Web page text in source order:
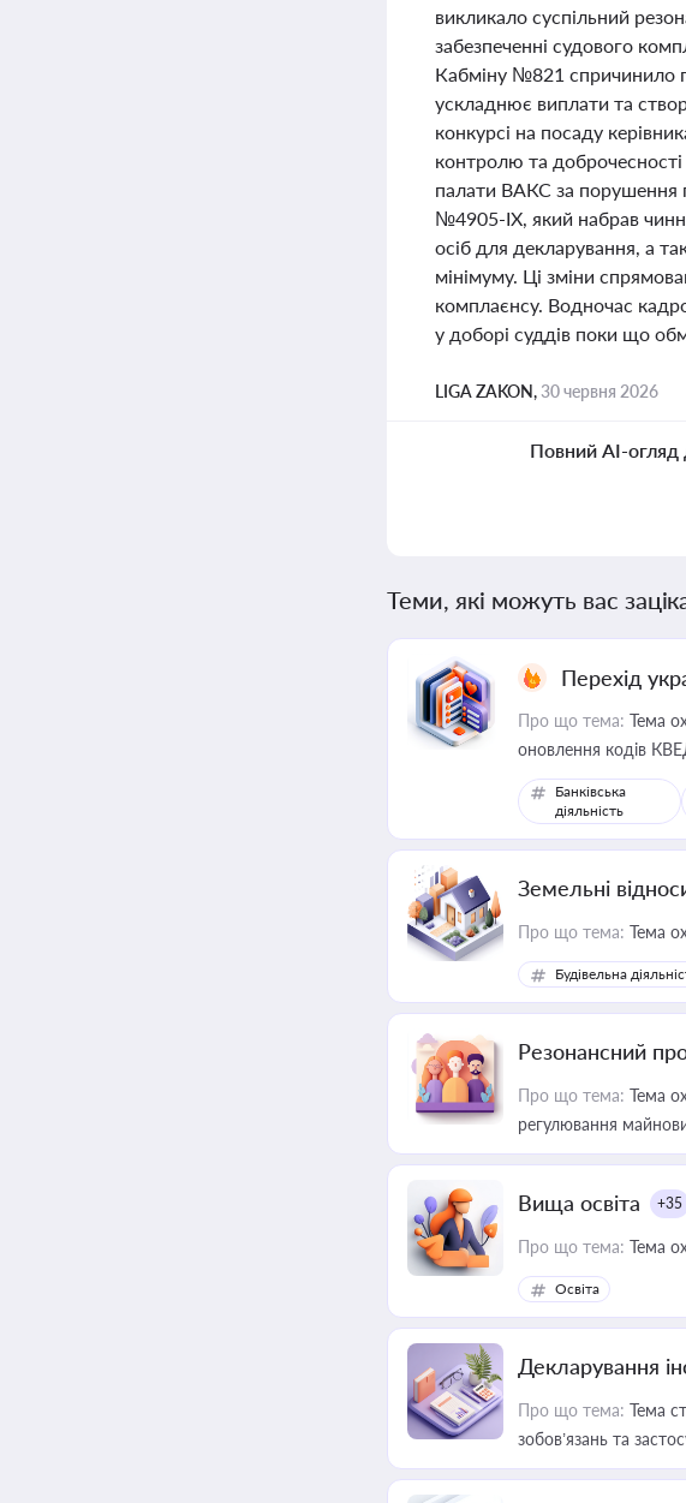
викликало суспільний
забезпеченні судового
Кабміну №821 спричинило
ускладнює виплати та
конкурсі на посаду
контролю та
палати ВАКС за порушення
№4905-IX, який набрав
осіб для декларування, а
мінімуму. Ці зміни
комплаєнсу. Водночас
у доборі суддів поки що
LIGA ZAKON,30 червня 2026
Повний AI-огляд
Теми, які можуть вас
Перехід
Про що тема: Тема
оновлення кодів
Банківська
діяльність
Земельні
Про що тема: Тема
Будівельна
Резонансний
Про що тема: Тема
регулювання
Вища освіта +35
Про що тема: Тема
Освіта
Декларування
Про що тема: Тема
зобов’язань та